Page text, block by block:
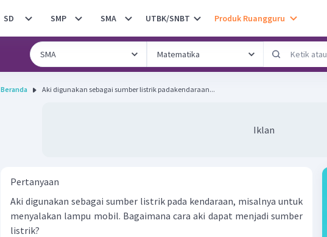
SD SMP SMA UTBK/SNBT Produk Ruangguru
Beranda Aki digunakan sebagai sumber listrik padakendaraan...
Iklan
Pertanyaan
Aki digunakan sebagai sumber listrik pada kendaraan, misalnya untuk
menyalakan lampu mobil. Bagaimana cara aki dapat menjadi sumber
listrik?